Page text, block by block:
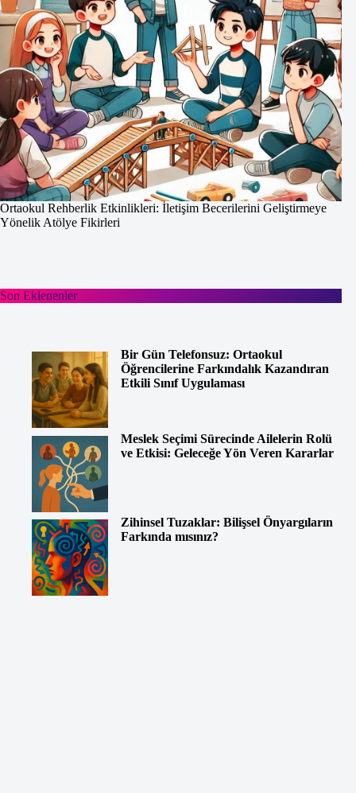
Ortaokul Rehberlik Etkinlikleri: İletişim Becerilerini Geliştirmeye
Yönelik Atölye Fikirleri
Son Eklenenler
Bir Gün Telefonsuz: Ortaokul
Öğrencilerine Farkındalık Kazandıran
Etkili Sınıf Uygulaması
Meslek Seçimi Sürecinde Ailelerin Rolü
ve Etkisi: Geleceğe Yön Veren Kararlar
Zihinsel Tuzaklar: Bilişsel Önyargıların
Farkında mısınız?